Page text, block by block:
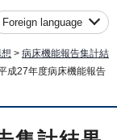
Foreign language
> 病床機能報告集計結
成27年度病床機能報告